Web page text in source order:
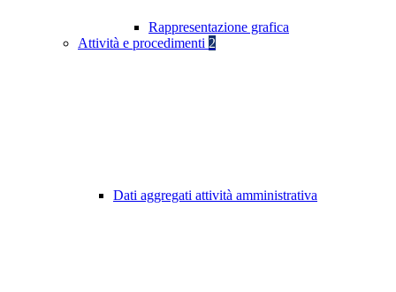
Rappresentazione grafica
Attività e procedimenti 2
Dati aggregati attività amministrativa